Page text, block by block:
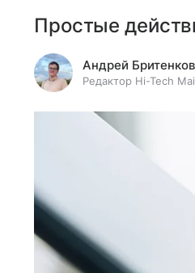
Простые
Андрей Бритенков
Редактор Hi-Tech